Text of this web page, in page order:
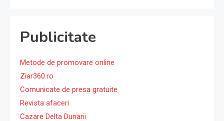
Publicitate
Metode de promovare online
Ziar360.ro
Comunicate de presa gratuite
Revista afaceri
Cazare Delta Dunarii